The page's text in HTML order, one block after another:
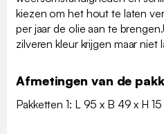
kiezen om het hout te laten
per jaar de olie aan te
zilveren kleur krijgen maar niet
Afmetingen van de
Pakketten 1: L 95 x B 49 x H